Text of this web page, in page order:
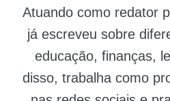
Atuando como redator
já escreveu sobre
educação, finanças,
disso, trabalha como